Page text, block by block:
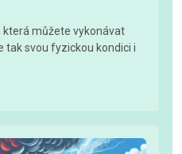
která můžete vykonávat
tak svou fyzickou kondici i